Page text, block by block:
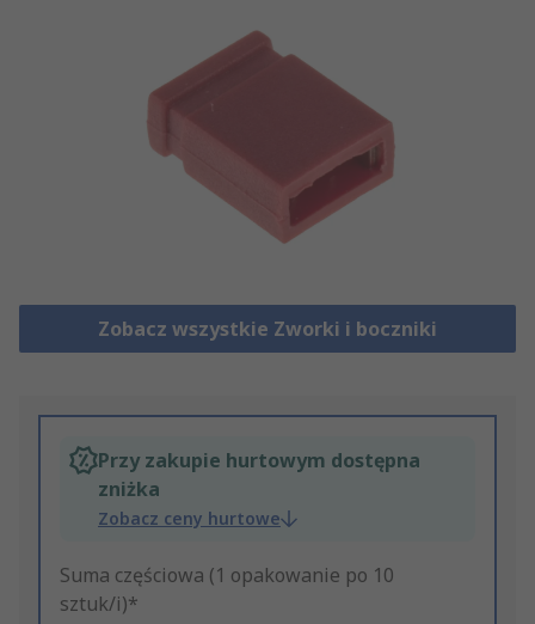
Zobacz wszystkie Zworki i boczniki
Przy zakupie hurtowym dostępna
zniżka
Zobacz ceny hurtowe
Suma częściowa (1 opakowanie po 10
sztuk/i)*